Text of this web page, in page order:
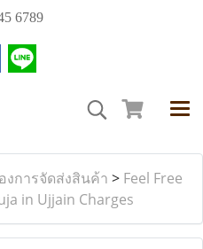
6789
งการจัดส่งสินค้า > Feel Free
in Ujjain Charges